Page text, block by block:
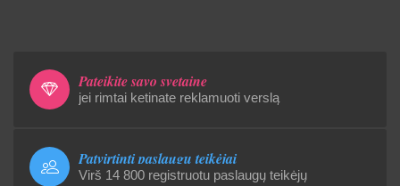
Pateikite savo svetainę
jei rimtai ketinate reklamuoti verslą
Patvirtinti paslaugų teikėjai
Virš 14 800 registruotu paslaugų teikėjų